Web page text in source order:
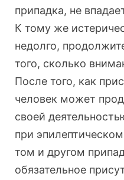
припадка, не
К тому же
недолго,
того, сколько
После того, как
человек может
своей
при
том и другом
обязательное